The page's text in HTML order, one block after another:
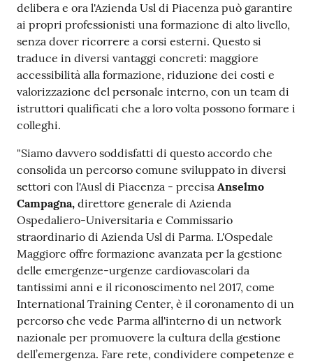
delibera e ora l'Azienda Usl di Piacenza può garantire
ai propri professionisti una formazione di alto livello,
senza dover ricorrere a corsi esterni. Questo si
traduce in diversi vantaggi concreti: maggiore
accessibilità alla formazione, riduzione dei costi e
valorizzazione del personale interno, con un team di
istruttori qualificati che a loro volta possono formare i
colleghi.
"Siamo davvero soddisfatti di questo accordo che
consolida un percorso comune sviluppato in diversi
settori con l'Ausl di Piacenza - precisa Anselmo
Campagna, direttore generale di Azienda
Ospedaliero-Universitaria e Commissario
straordinario di Azienda Usl di Parma. L'Ospedale
Maggiore offre formazione avanzata per la gestione
delle emergenze-urgenze cardiovascolari da
tantissimi anni e il riconoscimento nel 2017, come
International Training Center, è il coronamento di un
percorso che vede Parma all'interno di un network
nazionale per promuovere la cultura della gestione
dell’emergenza. Fare rete, condividere competenze e